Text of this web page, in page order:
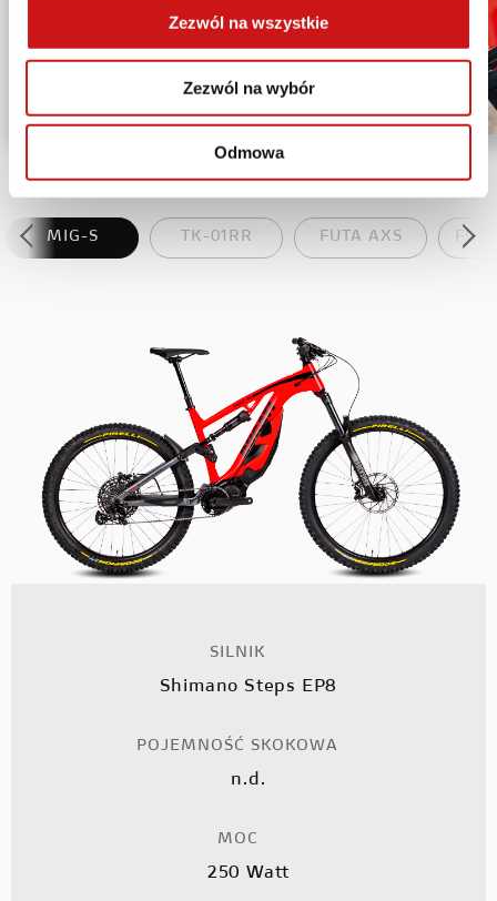
Zezwól na wszystkie
Zezwól na wybór
Odmowa
MIG-S TK-01RR FUTA AXS
SILNIK
Shimano Steps EP8
POJEMNOŚĆ SKOKOWA
n.d.
MOC
250 Watt